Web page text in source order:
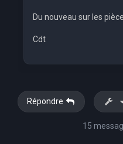
Du nouveau sur les
Cdt
Répondre
15